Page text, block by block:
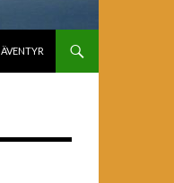
ÄVENTYR